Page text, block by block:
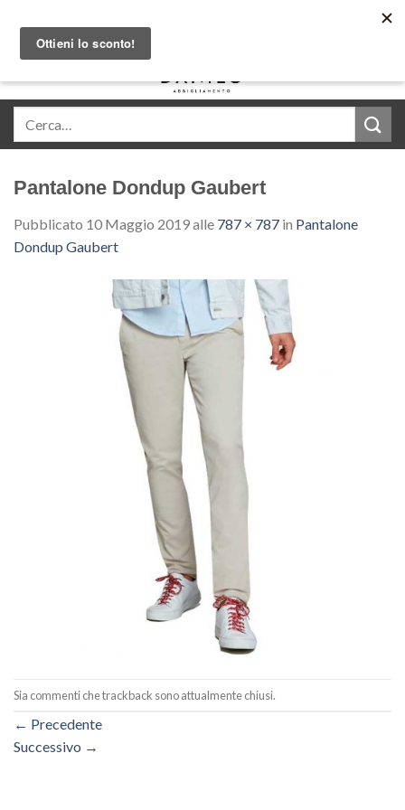
content
Pantalone Dondup Gaubert
Pubblicato 10 Maggio 2019alle 787 × 787 in Pantalone
Dondup Gaubert
Sia commenti che trackback sono attualmente chiusi.
← Precedente
Successivo →